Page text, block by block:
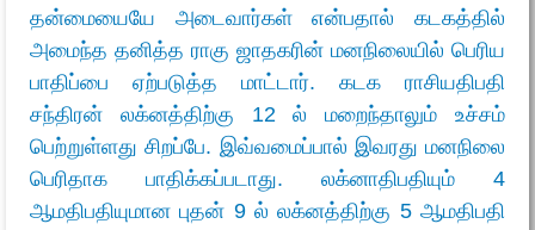
தன்மையையே அடைவார்கள் என்பதால் கடகத்தில்
அமைந்த தனித்த ராகு ஜாதகரின் மனநிலையில் பெரிய
பாதிப்பை ஏற்படுத்த மாட்டார். கடக ராசியதிபதி
சந்திரன் லக்னத்திற்கு 12 ல் மறைந்தாலும் உச்சம்
பெற்றுள்ளது சிறப்பே. இவ்வமைப்பால் இவரது மனநிலை
பெரிதாக பாதிக்கப்படாது. லக்னாதிபதியும் 4
ஆமதிபதியுமான புதன் 9 ல் லக்னத்திற்கு 5 ஆமதிபதி